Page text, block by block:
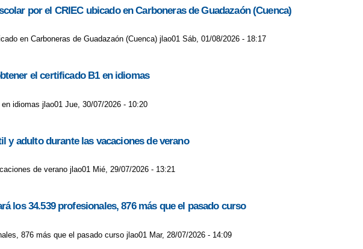
por el CRIEC ubicado en Carboneras de Guadazaón (Cuenca)
en Carboneras de Guadazaón (Cuenca) jlao01 Sáb, 01/08/2026 - 18:17
el certificado B1 en idiomas
idiomas jlao01 Jue, 30/07/2026 - 10:20
y adulto durante las vacaciones de verano
de verano jlao01 Mié, 29/07/2026 - 13:21
los 34.539 profesionales, 876 más que el pasado curso
876 más que el pasado curso jlao01 Mar, 28/07/2026 - 14:09